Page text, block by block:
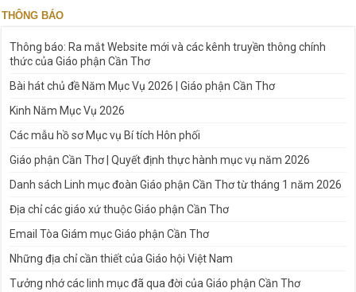
THÔNG BÁO
Thông báo: Ra mắt Website mới và các kênh truyền thông chính
thức của Giáo phận Cần Thơ
Bài hát chủ đề Năm Mục Vụ 2026 | Giáo phận Cần Thơ
Kinh Năm Mục Vụ 2026
Các mẫu hồ sơ Mục vụ Bí tích Hôn phối
Giáo phận Cần Thơ | Quyết định thực hành mục vụ năm 2026
Danh sách Linh mục đoàn Giáo phận Cần Thơ từ tháng 1 năm 2026
Địa chỉ các giáo xứ thuộc Giáo phận Cần Thơ
Email Tòa Giám mục Giáo phận Cần Thơ
Những địa chỉ cần thiết của Giáo hội Việt Nam
Tưởng nhớ các linh mục đã qua đời của Giáo phận Cần Thơ